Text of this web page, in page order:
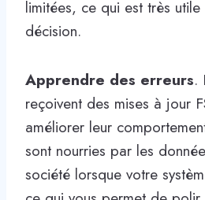
limitées, ce qui est très
décision.
Apprendre des erreurs.
reçoivent des mises à jour
améliorer leur
sont nourries par les
société lorsque votre